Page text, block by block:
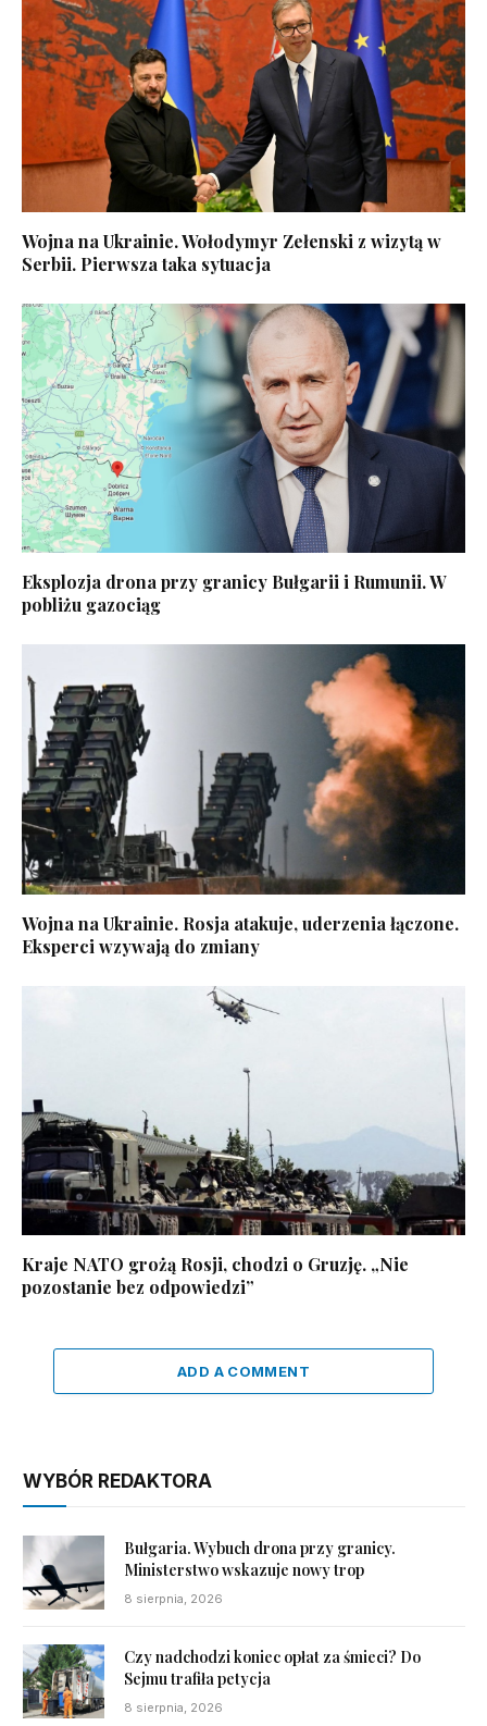
Wojna na Ukrainie. Wołodymyr Zełenski z wizytą w
Serbii. Pierwsza taka sytuacja
Eksplozja drona przy granicy Bułgarii i Rumunii. W
pobliżu gazociąg
Wojna na Ukrainie. Rosja atakuje, uderzenia łączone.
Eksperci wzywają do zmiany
Kraje NATO grożą Rosji, chodzi o Gruzję. „Nie
pozostanie bez odpowiedzi”
ADD A COMMENT
WYBÓR REDAKTORA
Bułgaria. Wybuch drona przy granicy.
Ministerstwo wskazuje nowy trop
8 sierpnia, 2026
Czy nadchodzi koniec opłat za śmieci? Do
Sejmu trafiła petycja
8 sierpnia, 2026